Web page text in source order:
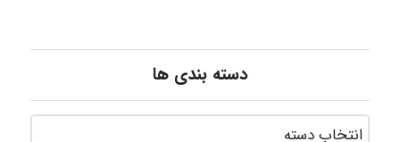
دسته بندی ها